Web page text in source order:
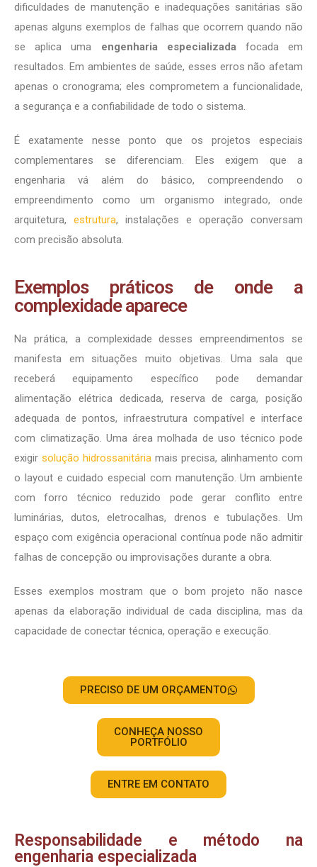
dificuldades de manutenção e inadequações sanitárias são
apenas alguns exemplos de falhas que ocorrem quando não
se aplica uma engenharia especializadafocada em
resultados. Em ambientes de saúde, esses erros não afetam
apenas o cronograma; eles comprometem a funcionalidade,
a segurança e a confiabilidade de todo o sistema.
É exatamente nesse ponto que os projetos especiais
complementares se diferenciam. Eles exigem que a
engenharia vá além do básico, compreendendo o
empreendimento como um organismo integrado, onde
arquitetura, estrutura, instalações e operação conversam
com precisão absoluta.
Exemplos práticos de onde a
complexidade aparece
Na prática, a complexidade desses empreendimentos se
manifesta em situações muito objetivas. Uma sala que
receberá equipamento específico pode demandar
alimentação elétrica dedicada, reserva de carga, posição
adequada de pontos, infraestrutura compatível e interface
com climatização. Uma área molhada de uso técnico pode
exigir solução hidrossanitária mais precisa, alinhamento com
o layout e cuidado especial com manutenção. Um ambiente
com forro técnico reduzido pode gerar conflito entre
luminárias, dutos, eletrocalhas, drenos e tubulações. Um
espaço com exigência operacional contínua pode não admitir
falhas de concepção ou improvisações durante a obra.
Esses exemplos mostram que o bom projeto não nasce
apenas da elaboração individual de cada disciplina, mas da
capacidade de conectar técnica, operação e execução.
PRECISO DE UM ORÇAMENTO
CONHEÇA NOSSO
PORTFÓLIO
ENTRE EM CONTATO
Responsabilidade e método na
engenharia especializada